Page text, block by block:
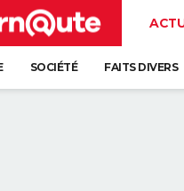
SOCIÉTÉ FAITS DIVERS